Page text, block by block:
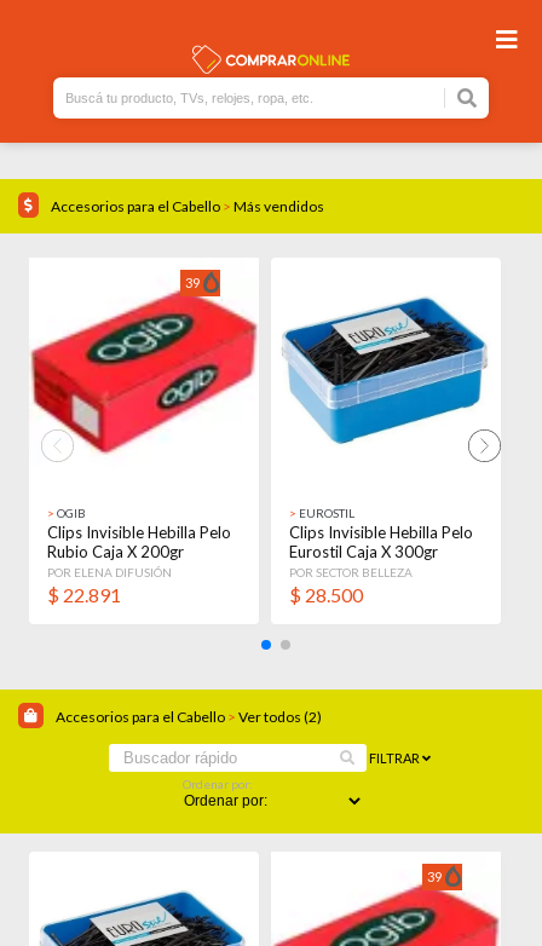
Accesorios para el Cabello > Más vendidos
39
> OGIB
Clips Invisible Hebilla Pelo
Rubio Caja X 200gr
Amarillo
POR ELENA DIFUSIÓN
$ 22.891
> EUROSTIL
Clips Invisible Hebilla Pelo
Eurostil Caja X 300gr
Negro
POR SECTOR BELLEZA
$ 28.500
Accesorios para el Cabello > Ver todos (2)
Ordenar por:
FILTRAR
39